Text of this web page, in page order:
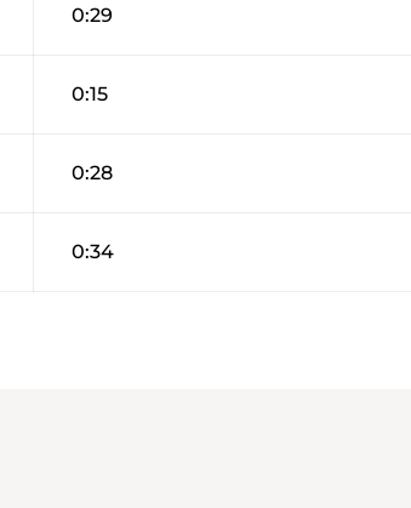
0:29
0:15
0:28
0:34